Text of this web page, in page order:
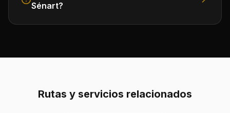
Sénart?
Rutas y servicios relacionados